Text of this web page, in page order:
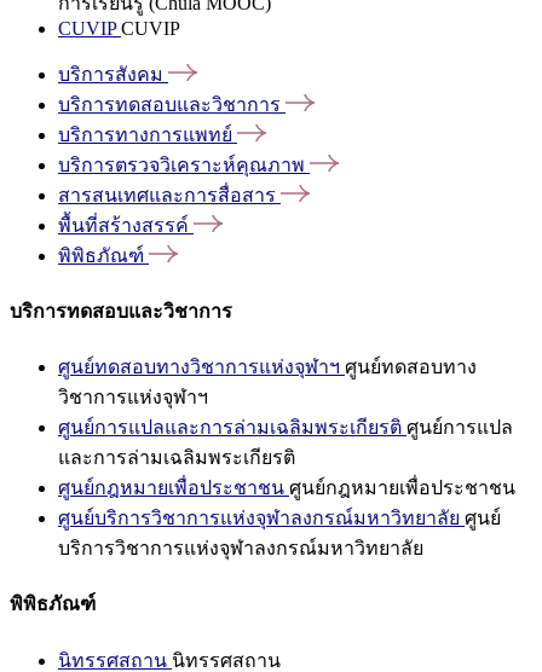
CUVIPCUVIP
บริการสังคม
บริการทดสอบและวิชาการ
บริการทางการแพทย์
บริการตรวจวิเคราะห์คุณภาพ
สารสนเทศและการสื่อสาร
พื้นที่สร้างสรรค์
พิพิธภัณฑ์
บริการทดสอบและวิชาการ
ศูนย์ทดสอบทางวิชาการแห่งจุฬาฯ ศูนย์ทดสอบทาง
วิชาการแห่งจุฬาฯ
ศูนย์การแปลและการล่ามเฉลิมพระเกียรติ ศูนย์การแปล
และการล่ามเฉลิมพระเกียรติ
ศูนย์กฎหมายเพื่อประชาชน ศูนย์กฎหมายเพื่อประชาชน
ศูนย์บริการวิชาการแห่งจุฬาลงกรณ์มหาวิทยาลัย ศูนย์
บริการวิชาการแห่งจุฬาลงกรณ์มหาวิทยาลัย
พิพิธภัณฑ์
นิทรรศสถาน นิทรรศสถาน